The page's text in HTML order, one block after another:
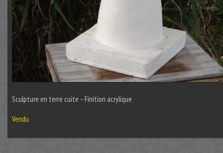
Sculpture en terre cuite – Finition acrylique
Vendu